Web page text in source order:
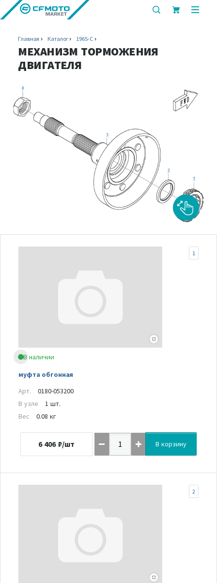
показать
Главная Каталог 196S-C
МЕХАНИЗМ ТОРМОЖЕНИЯ
ДВИГАТЕЛЯ
В наличии
муфта обгонная
1
Арт.
0180-053200
В узле
1 шт.
Вес
0.08 кг
6 406 ₽/шт В корзину
2